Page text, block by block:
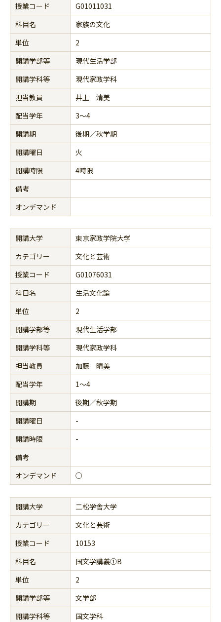
授業コード
G01011031
科目名
家族の文化
単位
2
開講学部等
現代生活学部
開講学科等
現代家政学科
担当教員
井上 清美
配当学年
3～4
開講期
後期／秋学期
開講曜日
火
開講時限
4時限
備考
オンデマンド
開講大学
東京家政学院大学
カテゴリー
文化と芸術
授業コード
G01076031
科目名
生活文化論
単位
2
開講学部等
現代生活学部
開講学科等
現代家政学科
担当教員
加藤 晴美
配当学年
1～4
開講期
後期／秋学期
開講曜日
-
開講時限
-
備考
オンデマンド
○
開講大学
二松学舎大学
カテゴリー
文化と芸術
授業コード
10153
科目名
国文学講義①B
単位
2
開講学部等
文学部
開講学科等
国文学科